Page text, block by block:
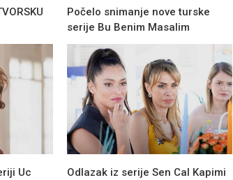
Počelo snimanje nove turske
serije Bu Benim Masalim
Uc
Odlazak iz serije Sen Cal Kapimi
Kuzey Yildizi: Ilk Ask | Zvezda severnjača
Kuzey Yildizi: Ilk Ask | Zvezda severnjača
epizoda 30